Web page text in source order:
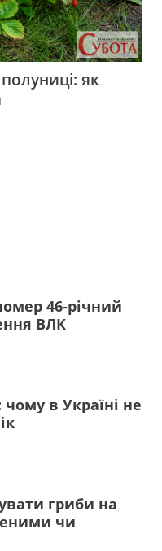
як
46-річний
ВЛК
чому в Україні не
гриби на
чи